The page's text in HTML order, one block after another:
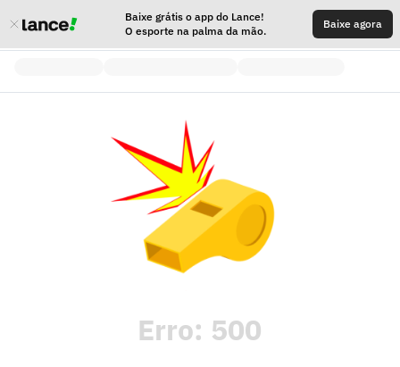
Baixe grátis o app do Lance!
O esporte na palma da mão.
Baixe agora
Erro: 500